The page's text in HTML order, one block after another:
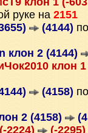
руке на 2151
(4144)
клон 2 (4144)
клон
(4158)
2 (4158)
2224) (-2295)